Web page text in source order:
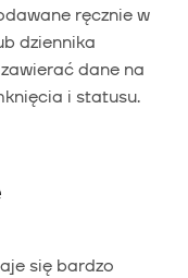
ręcznie w
dziennika
dane na
i statusu.
się bardzo